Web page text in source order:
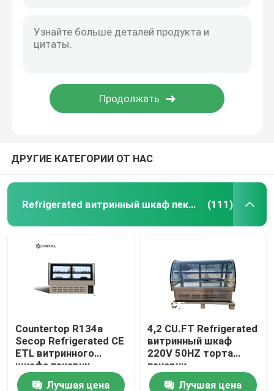
ДРУГИЕ КАТЕГОРИИ ОТ НАС
Refrigerated витринный шкаф пекарни (111)
Countertop R134a
Secop Refrigerated CE
ETL витринного
шкафа пекарни
Лучшая цена
4,2 CU.FT Refrigerated
витринный шкаф
220V 50HZ торта
пекарни
Лучшая цена